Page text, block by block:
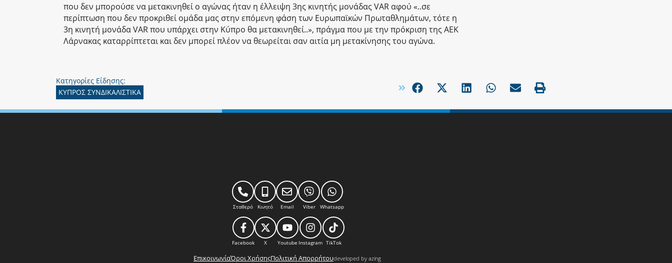
που δεν μπορούσε να μετακινηθεί ο αγώνας ήταν η έλλειψη 3ης κινητής μονάδας VAR αφού «..σε
περίπτωση που δεν προκριθεί ομάδα μας στην επόμενη φάση των Ευρωπαϊκών Πρωταθλημάτων, τότε η
3η κινητή μονάδα VAR που υπάρχει στην Κύπρο θα μετακινηθεί..», πράγμα που με την πρόκριση της ΑΕΚ
Λάρνακας καταρρίπτεται και δεν μπορεί πλέον να θεωρείται σαν αιτία μη μετακίνησης του αγώνα.
Κατηγορίες Είδησης:
ΚΥΠΡΟΣ ΣΥΝΔΙΚΑΛΙΣΤΙΚΑ
Σταθερό Κινητό Email Viber Whatsapp
Facebook X Youtube Instagram TikTok
ΕπικοινωνίαΌροι ΧρήσηςΠολιτική Απορρήτουdeveloped by azing